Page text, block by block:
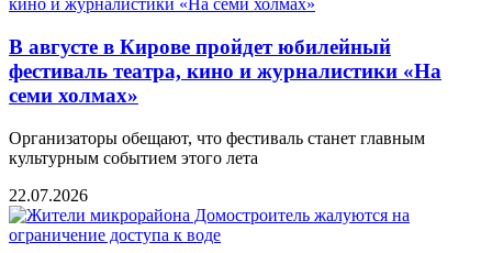
В августе в Кирове пройдет юбилейный
фестиваль театра, кино и журналистики «На
семи холмах»
Организаторы обещают, что фестиваль станет главным
культурным событием этого лета
22.07.2026